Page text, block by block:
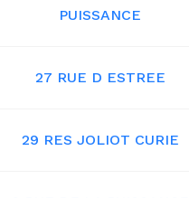
PUISSANCE
27 RUE D ESTREE
29 RES JOLIOT CURIE